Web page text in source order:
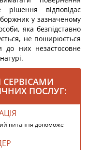
відповідає
у зазначеному
яка безпідставно
не поширюється
до них незастосовне
ПОСЛУГ:
питання допоможе